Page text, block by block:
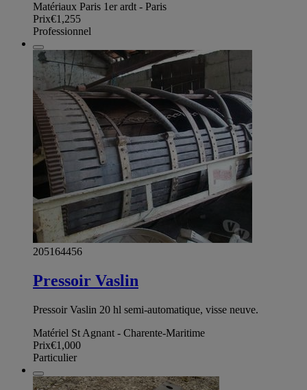
Matériaux Paris 1er ardt - Paris
Prix€1,255
Professionnel
205164456
Pressoir Vaslin
Pressoir Vaslin 20 hl semi-automatique, visse neuve.
Matériel St Agnant - Charente-Maritime
Prix€1,000
Particulier